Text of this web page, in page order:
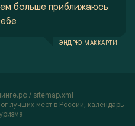
больше приближаюсь
ЭНДРЮ МАККАРТИ
/ sitemap.xml
лучших мест в России, календарь